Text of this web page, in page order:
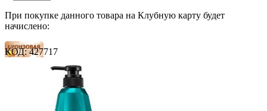
При покупке данного товара на Клубную карту будет
начислено:
26 баллов
КОД: 427717